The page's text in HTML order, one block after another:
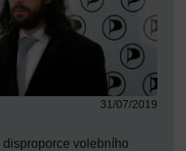
31/07/2019
volebního